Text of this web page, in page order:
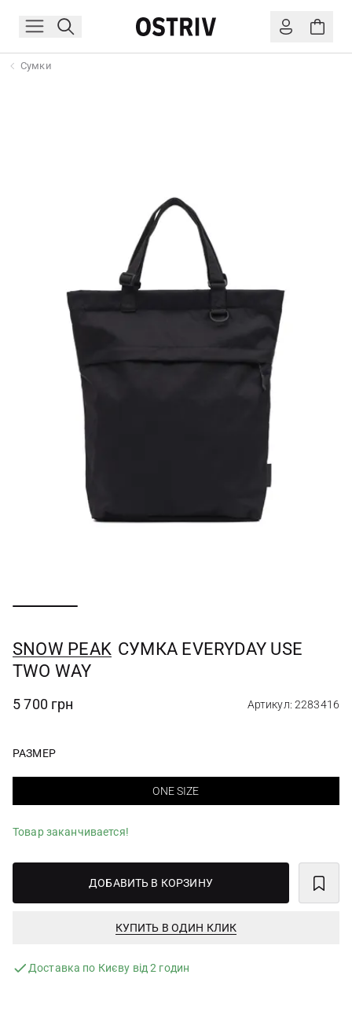
Сумки
SNOW PEAK СУМКА EVERYDAY USE
TWO WAY
5 700 грн Артикул: 2283416
РАЗМЕР
ONE SIZE
Товар заканчивается!
ДОБАВИТЬ В КОРЗИНУ
КУПИТЬ В ОДИН КЛИК
Доставка по Києву від 2 годин